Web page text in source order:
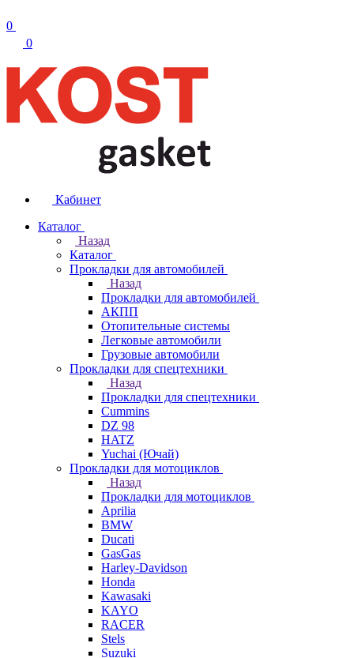
0
0
Кабинет
Каталог
Назад
Каталог
Прокладки для автомобилей
Назад
Прокладки для автомобилей
АКПП
Отопительные системы
Легковые автомобили
Грузовые автомобили
Прокладки для спецтехники
Назад
Прокладки для спецтехники
Cummins
DZ 98
HATZ
Yuchai (Ючай)
Прокладки для мотоциклов
Назад
Прокладки для мотоциклов
Aprilia
BMW
Ducati
GasGas
Harley-Davidson
Honda
Kawasaki
KAYO
RACER
Stels
Suzuki